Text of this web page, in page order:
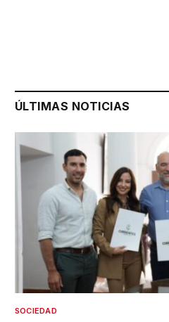
ÚLTIMAS NOTICIAS
SOCIEDAD